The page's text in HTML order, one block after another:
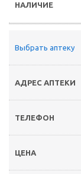
Выбрать аптеку